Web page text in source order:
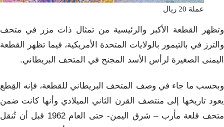
عملة 20 ريال
وتظهر القطعة الأكبر والرئيسية من تمثال ذات مزر في متحف
والترز في بالتيمور بالولايات المتحدة الأمريكية، فيما تظهر القطعة
اليمنى الصغيرة لرأس الأسد المجنح في المتحف البريطاني.
وبحسب ما جاء في وصف المتحف البريطاني للقطعة، فإنه القِطع
يعود تاريخها إلى منتصف القرن الثاني الميلادي وأنها كانت ضمن
متحف قلعة مأرب – شرق اليمن- حتى العام 1962 قبل أن تُنقل